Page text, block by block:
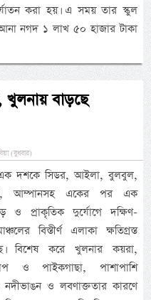
করা হয়। এ সময় তার স্কুল
নগদ ১ লাখ ৫০ হাজার টাকা
খুলনায় বাড়ছে
(বুধবার)
দশকে সিডর, আইলা, বুলবুল,
আম্পানসহ একের পর এক
ও প্রাকৃতিক দুর্যোগে দক্ষিণ-
বিস্তীর্ণ এলাকা ক্ষতিগ্রস্ত
বিশেষ করে খুলনার কয়রা,
ও পাইকগাছা, পাশাপাশি
ও লবণাক্ততার কারণে